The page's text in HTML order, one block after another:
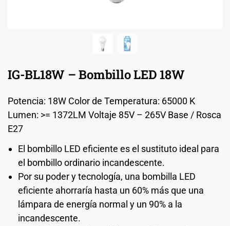
IG-BL18W – Bombillo LED 18W
Potencia: 18W Color de Temperatura: 65000 K
Lumen: >= 1372LM Voltaje 85V – 265V Base / Rosca
E27
El bombillo LED eficiente es el sustituto ideal para
el bombillo ordinario incandescente.
Por su poder y tecnología, una bombilla LED
eficiente ahorraría hasta un 60% más que una
lámpara de energía normal y un 90% a la
incandescente.